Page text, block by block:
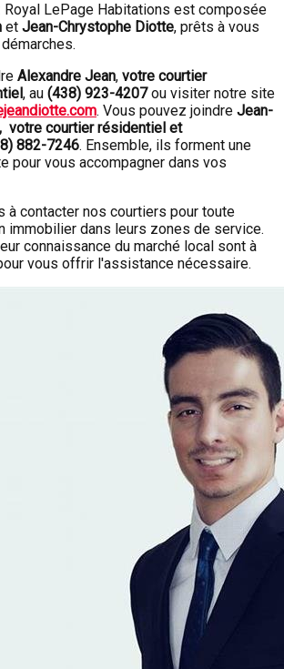
Royal LePage Habitations est composée
et Jean-Chrystophe Diotte, prêts à vous
Alexandre Jean, votre courtier
, au (438) 923-4207ou visiter notre site
. Vous pouvez joindre Jean-
votre courtier résidentiel et
882-7246. Ensemble, ils forment une
pour vous accompagner dans vos
à contacter nos courtiers pour toute
immobilier dans leurs zones de service.
connaissance du marché local sont à
vous offrir l'assistance nécessaire.